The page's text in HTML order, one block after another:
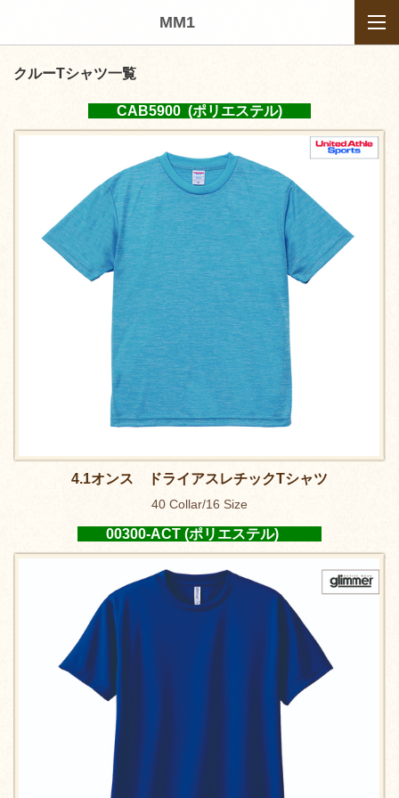
MM1
クルーTシャツ一覧
CAB5900 (ポリエステル)
4.1オンス ドライアスレチックTシャツ
40 Collar/16 Size
00300-ACT (ポリエステル)